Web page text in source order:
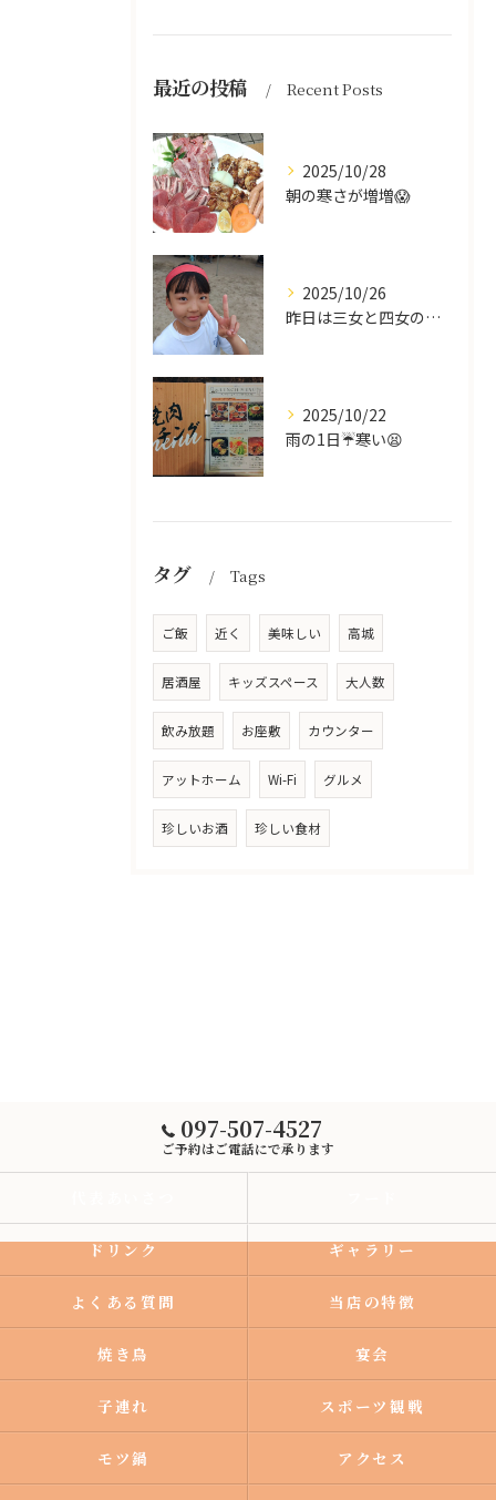
最近の投稿 Recent Posts
2025/10/28
朝の寒さが増増😱
2025/10/26
昨日は三女と四女の運動会🥰
2025/10/22
雨の1日☔寒い😫
タグ Tags
ご飯 近く 美味しい 高城
居酒屋 キッズスペース 大人数
飲み放題 お座敷 カウンター
アットホーム Wi-Fi グルメ
珍しいお酒 珍しい食材
097-507-4527
ご予約はご電話にで承ります
ドリンク ギャラリー
よくある質問 当店の特徴
焼き鳥 宴会
子連れ スポーツ観戦
モツ鍋 アクセス